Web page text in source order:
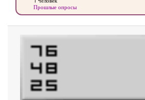
Прошлые опросы